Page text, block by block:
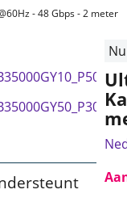
- 48 Gbps - 2 meter